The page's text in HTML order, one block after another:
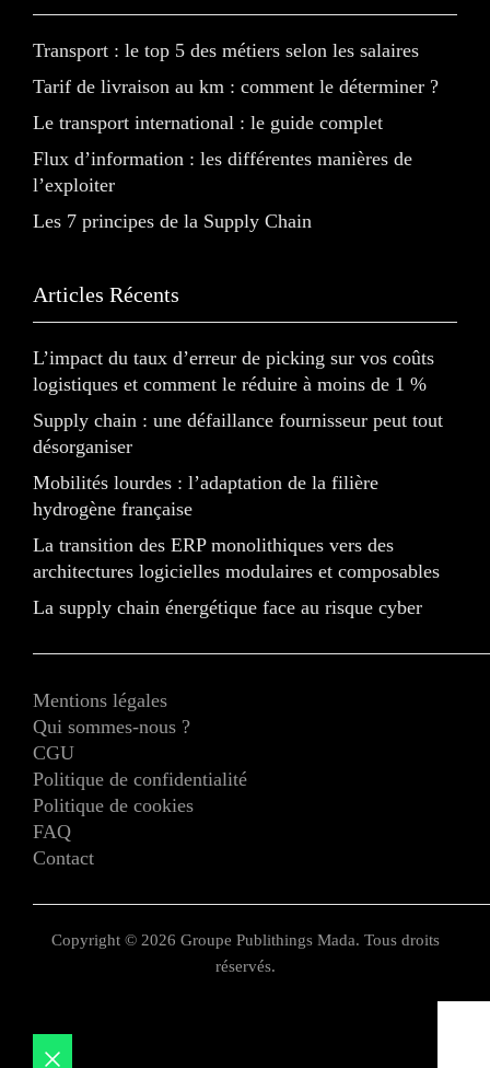
Transport : le top 5 des métiers selon les salaires
Tarif de livraison au km : comment le déterminer ?
Le transport international : le guide complet
Flux d’information : les différentes manières de
l’exploiter
Les 7 principes de la Supply Chain
Articles Récents
L’impact du taux d’erreur de picking sur vos coûts
logistiques et comment le réduire à moins de 1 %
Supply chain : une défaillance fournisseur peut tout
désorganiser
Mobilités lourdes : l’adaptation de la filière
hydrogène française
La transition des ERP monolithiques vers des
architectures logicielles modulaires et composables
La supply chain énergétique face au risque cyber
Mentions légales
Qui sommes-nous ?
CGU
Politique de confidentialité
Politique de cookies
FAQ
Contact
Copyright © 2026 Groupe Publithings Mada. Tous droits
réservés.